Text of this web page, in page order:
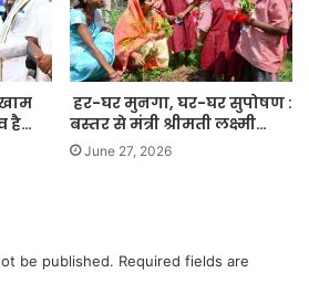
है…
हर-घर मुनगा, घर-घर सुपोषण :
बस्तर से मंत्री श्रीमती लक्ष्मी…
June 27, 2026
be published. Required fields are